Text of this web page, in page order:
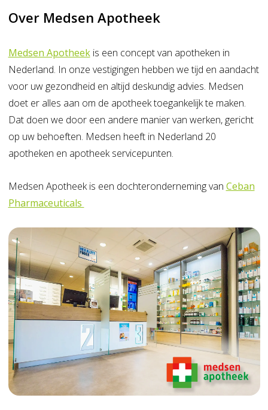
Over Medsen Apotheek
Medsen Apotheekis een concept van apotheken in
Nederland. In onze vestigingen hebben we tijd en aandacht
voor uw gezondheid en altijd deskundig advies. Medsen
doet er alles aan om de apotheek toegankelijk te maken.
Dat doen we door een andere manier van werken, gericht
op uw behoeften. Medsen heeft in Nederland 20
apotheken en apotheek servicepunten.
Medsen Apotheek is een dochteronderneming van Ceban
Pharmaceuticals